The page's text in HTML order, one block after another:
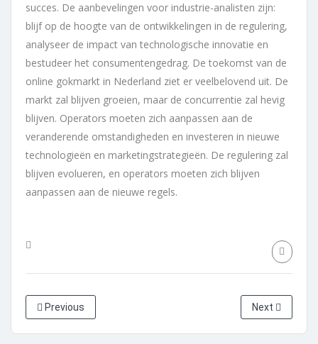
succes. De aanbevelingen voor industrie-analisten zijn:
blijf op de hoogte van de ontwikkelingen in de regulering,
analyseer de impact van technologische innovatie en
bestudeer het consumentengedrag. De toekomst van de
online gokmarkt in Nederland ziet er veelbelovend uit. De
markt zal blijven groeien, maar de concurrentie zal hevig
blijven. Operators moeten zich aanpassen aan de
veranderende omstandigheden en investeren in nieuwe
technologieën en marketingstrategieën. De regulering zal
blijven evolueren, en operators moeten zich blijven
aanpassen aan de nieuwe regels.
Previous Next